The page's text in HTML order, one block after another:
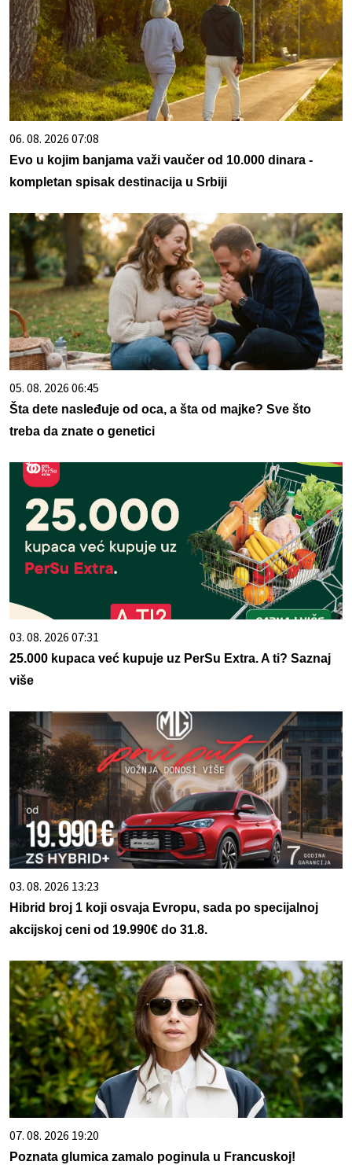
06. 08. 2026 07:08
Evo u kojim banjama važi vaučer od 10.000 dinara -
kompletan spisak destinacija u Srbiji
05. 08. 2026 06:45
Šta dete nasleđuje od oca, a šta od majke? Sve što
treba da znate o genetici
03. 08. 2026 07:31
25.000 kupaca već kupuje uz PerSu Extra. A ti? Saznaj
više
03. 08. 2026 13:23
Hibrid broj 1 koji osvaja Evropu, sada po specijalnoj
akcijskoj ceni od 19.990€ do 31.8.
07. 08. 2026 19:20
Poznata glumica zamalo poginula u Francuskoj!